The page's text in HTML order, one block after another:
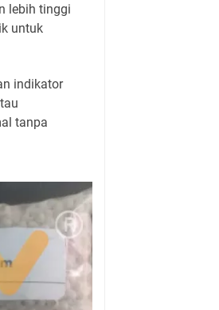
lebih tinggi
untuk
indikator
tanpa